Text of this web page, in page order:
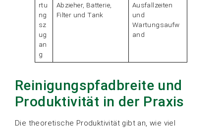
rtu
ng
sz
ug
an
g
Abzieher, Batterie,
Filter und Tank
Ausfallzeiten
und
Wartungsaufw
and
Reinigungspfadbreite und
Produktivität in der Praxis
Die theoretische Produktivität gibt an, wie viel